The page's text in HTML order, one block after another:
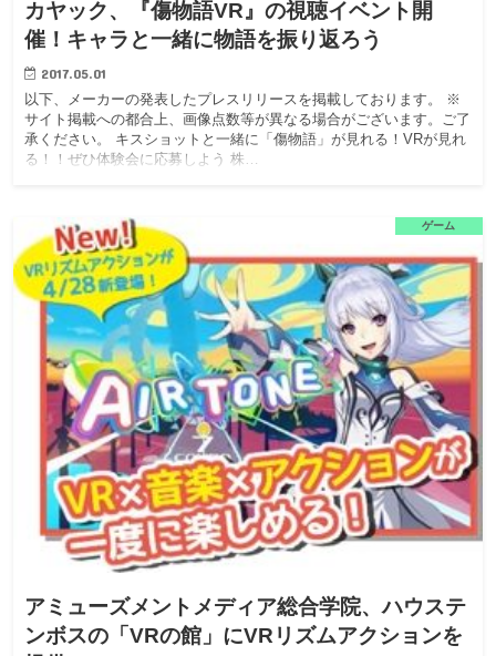
カヤック、『傷物語VR』の視聴イベント開
催！キャラと一緒に物語を振り返ろう
2017.05.01
以下、メーカーの発表したプレスリリースを掲載しております。 ※
サイト掲載への都合上、画像点数等が異なる場合がございます。ご了
承ください。 キスショットと一緒に「傷物語」が見れる！VRが見れ
る！！ぜひ体験会に応募しよう 株…
ゲーム
アミューズメントメディア総合学院、ハウステ
ンボスの「VRの館」にVRリズムアクションを